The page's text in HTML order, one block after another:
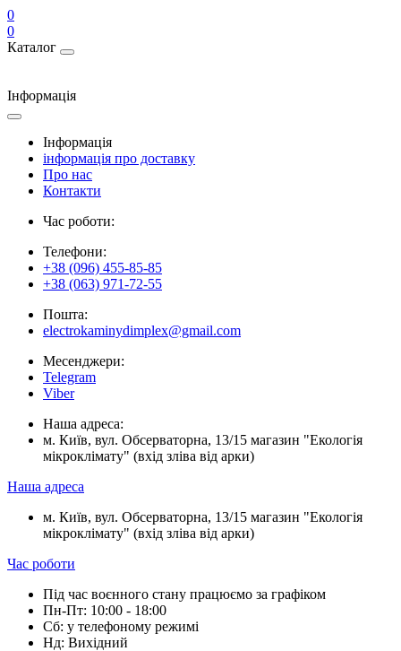
0
0
Каталог
Інформація
Інформація
інформація про доставку
Про нас
Контакти
Час роботи:
Телефони:
+38 (096) 455-85-85
+38 (063) 971-72-55
Пошта:
electrokaminydimplex@gmail.com
Месенджери:
Telegram
Viber
Наша адреса:
м. Київ, вул. Обсерваторна, 13/15 магазин "Екологія
мікроклімату" (вхід зліва від арки)
Наша адреса
м. Київ, вул. Обсерваторна, 13/15 магазин "Екологія
мікроклімату" (вхід зліва від арки)
Час роботи
Під час воєнного стану працюємо за графіком
Пн-Пт: 10:00 - 18:00
Сб: у телефоному режимі
Нд: Вихідний